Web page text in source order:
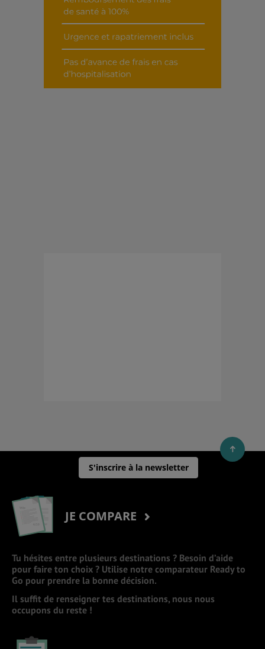
S'inscrire à la newsletter
JE COMPARE
Tu hésites entre plusieurs destinations ? Besoin d’aide
pour faire ton choix ? Utilise notre comparateur Ready to
Go pour prendre la bonne décision.
Il suffit de renseigner tes destinations, nous nous
occupons du reste !